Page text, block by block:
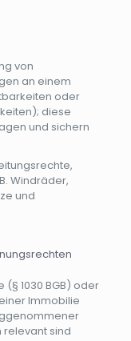
von
an einem
oder
diese
und sichern
Windräder,
und
1030 BGB) oder
Immobilie
relevant sind